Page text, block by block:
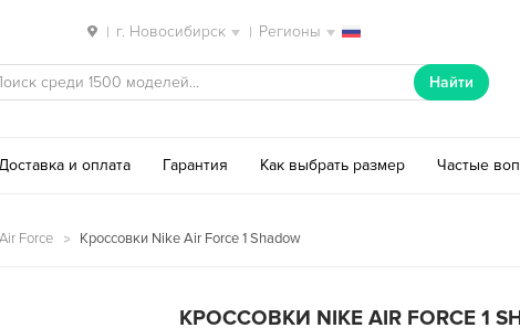
| г. Новосибирск | Регионы
Найти
и оплата Гарантия Как выбрать размер Частые
Force Кроссовки Nike Air Force 1 Shadow
КРОССОВКИ NIKE AIR FORCE 1